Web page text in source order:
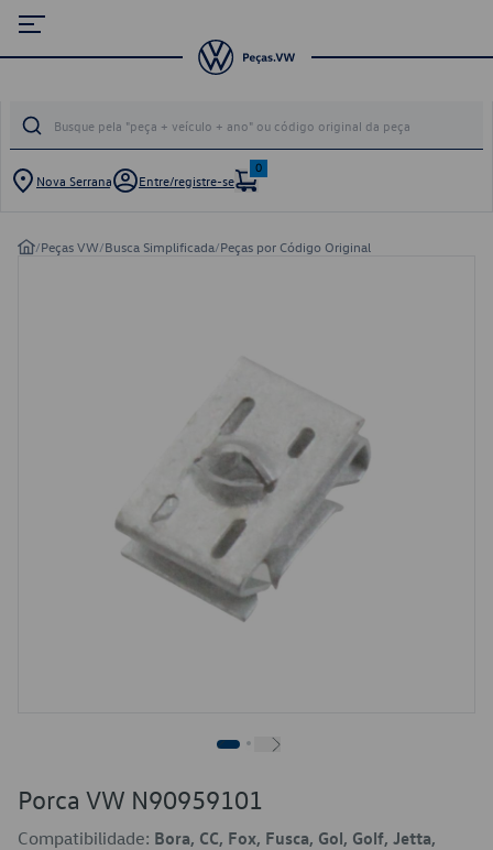
Nova Serrana Entre/registre-se
0
/Peças VW/Busca Simplificada/Peças por Código Original
Porca VW N90959101
Compatibilidade: Bora, CC, Fox, Fusca, Gol, Golf, Jetta,